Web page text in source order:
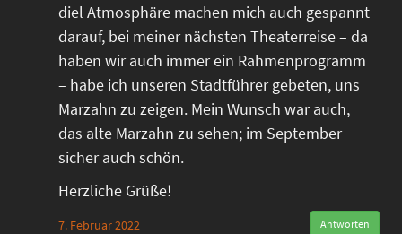
diel Atmosphäre machen mich auch gespannt
darauf, bei meiner nächsten Theaterreise – da
haben wir auch immer ein Rahmenprogramm
– habe ich unseren Stadtführer gebeten, uns
Marzahn zu zeigen. Mein Wunsch war auch,
das alte Marzahn zu sehen; im September
sicher auch schön.
Herzliche Grüße!
7. Februar 2022 Antworten